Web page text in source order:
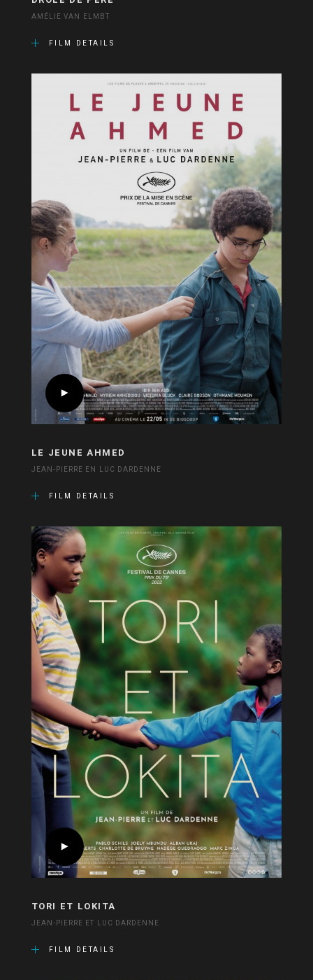
AMÉLIE VAN ELMBT
FILM DETAILS
LE JEUNE AHMED
JEAN-PIERRE EN LUC DARDENNE
FILM DETAILS
TORI ET LOKITA
JEAN-PIERRE ET LUC DARDENNE
FILM DETAILS